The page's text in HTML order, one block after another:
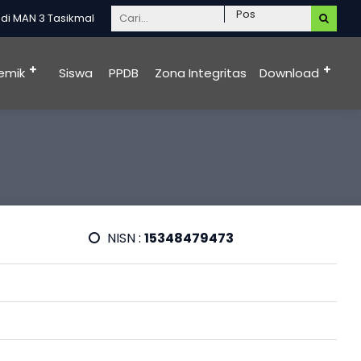
MAN 3 Tasikmalaya, MAN 3 Tasikmalaya Siap Menuju Zona Integritas
Siswa PPDB Zona Integritas Download
NISN : 15348479473